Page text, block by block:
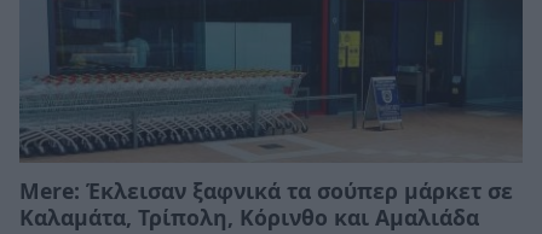
Mere: Έκλεισαν ξαφνικά τα σούπερ μάρκετ σε
Καλαμάτα, Τρίπολη, Κόρινθο και Αμαλιάδα